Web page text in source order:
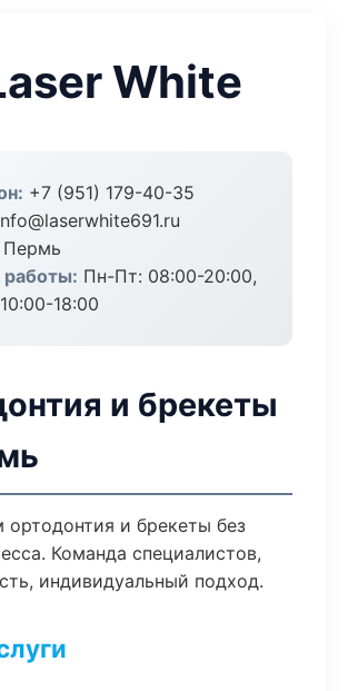
White
+7 (951) 179-40-35
Пермь
Пн-Пт: 08:00-20:00,
18:00
и брекеты
ортодонтия и брекеты без
Команда специалистов,
индивидуальный подход.